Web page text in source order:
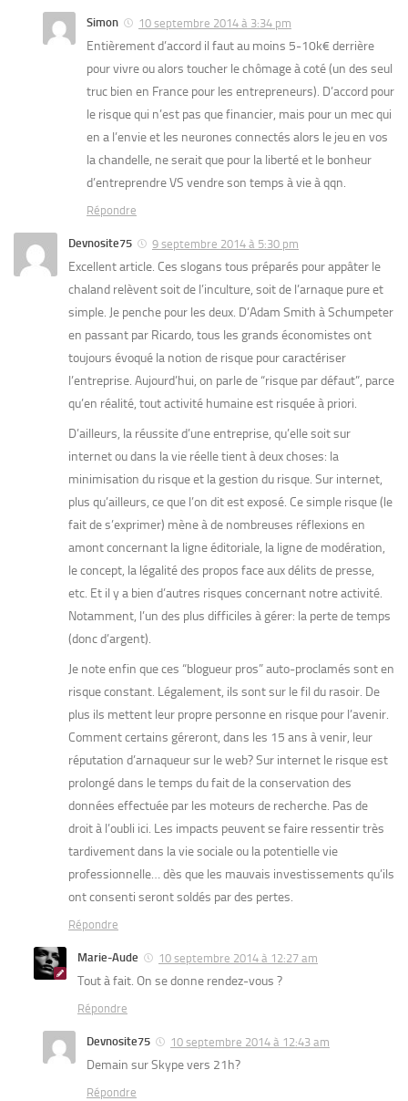
Simon 10 septembre 2014 à 3:34 pm
Entièrement d’accord il faut au moins 5-10k€ derrière
pour vivre ou alors toucher le chômage à coté (un des seul
truc bien en France pour les entrepreneurs). D’accord pour
le risque qui n’est pas que financier, mais pour un mec qui
en a l’envie et les neurones connectés alors le jeu en vos
la chandelle, ne serait que pour la liberté et le bonheur
d’entreprendre VS vendre son temps à vie à qqn.
Répondre
Devnosite75 9 septembre 2014 à 5:30 pm
Excellent article. Ces slogans tous préparés pour appâter le
chaland relèvent soit de l’inculture, soit de l’arnaque pure et
simple. Je penche pour les deux. D’Adam Smith à Schumpeter
en passant par Ricardo, tous les grands économistes ont
toujours évoqué la notion de risque pour caractériser
l’entreprise. Aujourd’hui, on parle de “risque par défaut”, parce
qu’en réalité, tout activité humaine est risquée à priori.
D’ailleurs, la réussite d’une entreprise, qu’elle soit sur
internet ou dans la vie réelle tient à deux choses: la
minimisation du risque et la gestion du risque. Sur internet,
plus qu’ailleurs, ce que l’on dit est exposé. Ce simple risque (le
fait de s’exprimer) mène à de nombreuses réflexions en
amont concernant la ligne éditoriale, la ligne de modération,
le concept, la légalité des propos face aux délits de presse,
etc. Et il y a bien d’autres risques concernant notre activité.
Notamment, l’un des plus difficiles à gérer: la perte de temps
(donc d’argent).
Je note enfin que ces “blogueur pros” auto-proclamés sont en
risque constant. Légalement, ils sont sur le fil du rasoir. De
plus ils mettent leur propre personne en risque pour l’avenir.
Comment certains géreront, dans les 15 ans à venir, leur
réputation d’arnaqueur sur le web? Sur internet le risque est
prolongé dans le temps du fait de la conservation des
données effectuée par les moteurs de recherche. Pas de
droit à l’oubli ici. Les impacts peuvent se faire ressentir très
tardivement dans la vie sociale ou la potentielle vie
professionnelle… dès que les mauvais investissements qu’ils
ont consenti seront soldés par des pertes.
Répondre
Marie-Aude 10 septembre 2014 à 12:27 am
Tout à fait. On se donne rendez-vous ?
Répondre
Devnosite75 10 septembre 2014 à 12:43 am
Demain sur Skype vers 21h?
Répondre